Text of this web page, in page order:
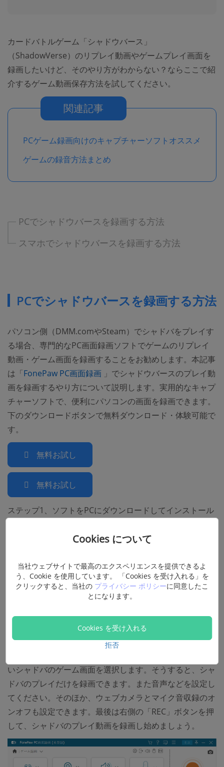
カードバトルゲーム「シャドウバース」
（ShadowVerse）のリプレイ動画やゲームプレイ画面を
録画したいけど、そのやり方がわからない？ならここで紹
介するゲーム動画保存方法を試してください。
関連記事
PCゲーム録画向けのキャプチャーソフトオススメ
ゲームの録音方法まとめ
PCでシャドウバースを録画する方法
スマホでシャドウバースを録画する方法
PCでシャドウバースを録画する方法
パソコン側（DMM.comやSteam）でシャドバをプレイす
る場合、専門的なPC画面録画ソフトでゲームのリプレイ
動画・ゲーム画面を録画することをお勧めします。本記事
は「FonePaw PC画面録画 (opens new window)
」でシャドウバースのプレイ動
画を録画するやり方について説明します。実用的なキャプ
チャーソフトで、便利にパソコンの画面を録画できます。
下のダウンロードボタンで無料ダウンロード・体験可能で
す。
無料お試し
無料お試し
ステップ1、ソフトをPCにダウンロードしてインストール
入ります。シャドバのゲーム画面を録画するには「ゲーム
ステップ2、録画する前にまず、「ゲームを選択」の右に
いシャドバのゲーム画面を選択します。そうすると、シャ
ドバのプレイだけを録画できます。また音声などを設定し
てください。そのほか、ウェブカメラとマイク音収録のオ
ンオフも設定できます。最後は右側の「REC」ボタンを押
して、シャドバのプレイ動画を録画し始めましょう。
Cookies について
当社ウェブサイトで最高のエクスペリエンスを提供できるよ
う、Cookie を使用しています。 「Cookies を受け入れる」を
クリックすると、当社の プライバシー ポリシーに同意したこ
とになります。
Cookies を受け入れる
拒否